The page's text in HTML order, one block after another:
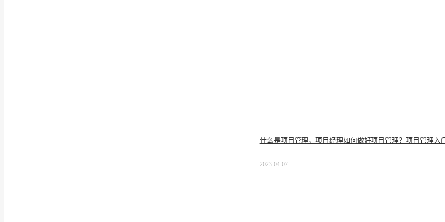
什么是项目管理，项目经理如何做好项目管理？项目管理入
2023-04-07